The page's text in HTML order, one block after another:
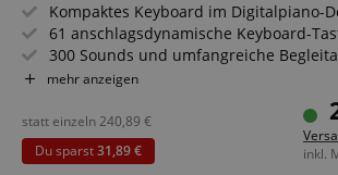
Kompaktes Keyboard im Digitalpiano-
61 anschlagsdynamische Keyboard-
300 Sounds und umfangreiche
Styles
32-fache Polyphonie, Lernfunktion mit
Integrierte Stereo-Lautsprecher und
inklusive Sustain-Pedal
Komplett-Set mit Keyboardbank und
mehr anzeigen
inkl.
statt einzeln240,89 €
Du sparst31,89 €